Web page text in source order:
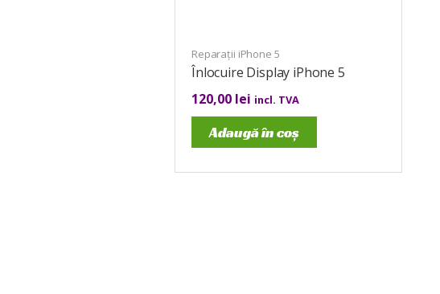
Reparații iPhone 5
Înlocuire Display iPhone 5
120,00 lei incl. TVA
Adaugă în coș